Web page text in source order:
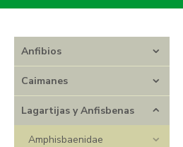
Anfibios
Caimanes
Lagartijas y Anfisbenas
Amphisbaenidae